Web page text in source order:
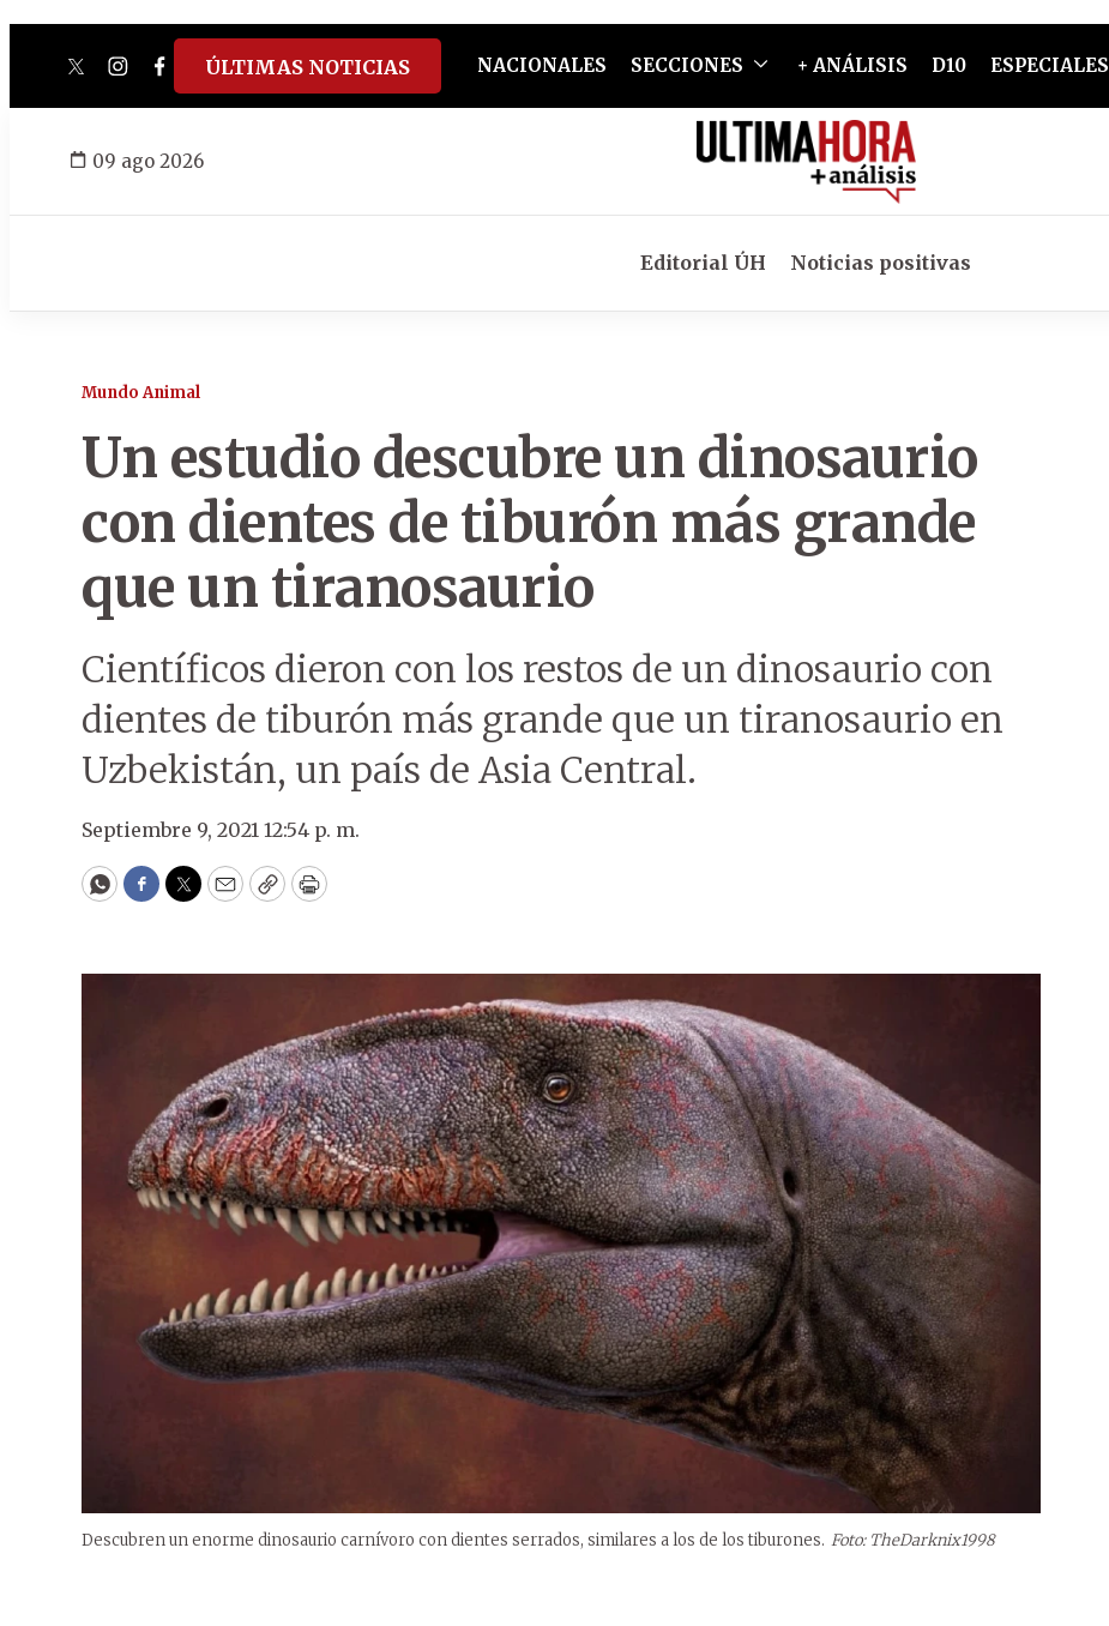
twitterinstagram
facebook
tiktokyoutube
spotify
ÚLTIMAS NOTICIAS NACIONALES SECCIONES + ANÁLISIS D10 ESPECIALES
09 ago 2026
Editorial ÚH Noticias positivas
Mundo Animal
Un estudio descubre un dinosaurio
con dientes de tiburón más grande
que un tiranosaurio
Científicos dieron con los restos de un dinosaurio con
dientes de tiburón más grande que un tiranosaurio en
Uzbekistán, un país de Asia Central.
Septiembre 9, 2021 12:54 p. m.
WhatsApp
Facebook
Twitter
EmailCopyPrint
Descubren un enorme dinosaurio carnívoro con dientes serrados, similares a los de los tiburones. Foto: TheDarknix1998